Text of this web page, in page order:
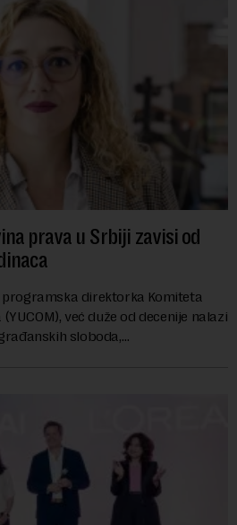
prava u Srbiji zavisi od
programska direktorka Komiteta
već duže od decenije nalazi
sloboda,